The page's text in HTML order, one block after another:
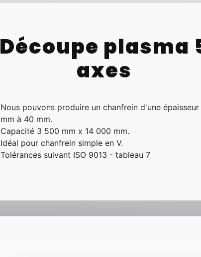
Découpe plasma
axes
Nous pouvons produire un chanfrein d'une
mm à 40 mm.
Capacité 3 500 mm x 14 000 mm.
Idéal pour chanfrein simple en V.
Tolérances suivant ISO 9013 - tableau 7